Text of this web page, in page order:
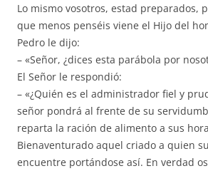
Lo mismo vosotros, estad preparados,
que menos penséis viene el Hijo del
Pedro le dijo:
– «Señor, ¿dices esta parábola por
El Señor le respondió:
– «¿Quién es el administrador fiel y
señor pondrá al frente de su
reparta la ración de alimento a sus
Bienaventurado aquel criado a quien
encuentre portándose así. En verdad